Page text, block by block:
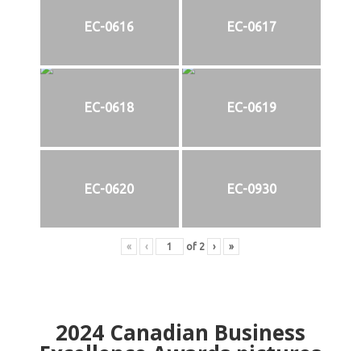
EC-0616 EC-0617
EC-0618 EC-0619
EC-0620 EC-0930
« ‹ of 2 › »
2024Canadian Business